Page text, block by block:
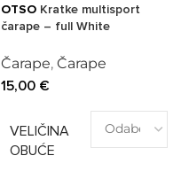
OTSO Kratke multisport
čarape – full White
Čarape, Čarape
15,00 €
VELIČINA
OBUĆE